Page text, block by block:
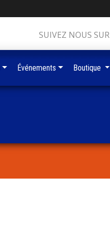
SUIVEZ NOUS SUR
Événements Boutique